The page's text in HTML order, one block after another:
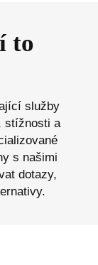
to
služby
stížnosti a
s našimi
dotazy,